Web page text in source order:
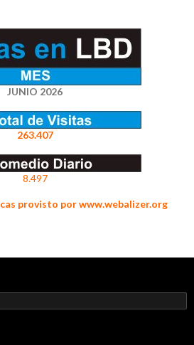
JUNIO 2026
263.407
8.497
provisto por www.webalizer.org